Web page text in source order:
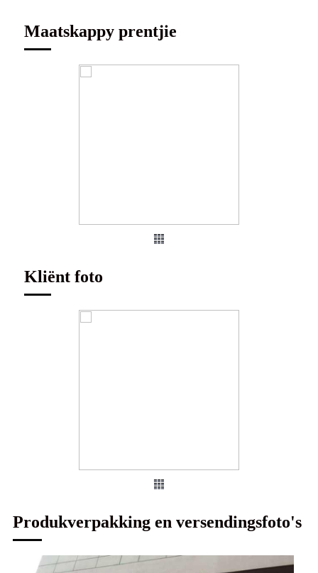
Maatskappy prentjie
Kliënt foto
Produkverpakking en versendingsfoto's